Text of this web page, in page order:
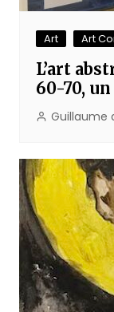
Art Art
L’art
60-70,
Guillaume